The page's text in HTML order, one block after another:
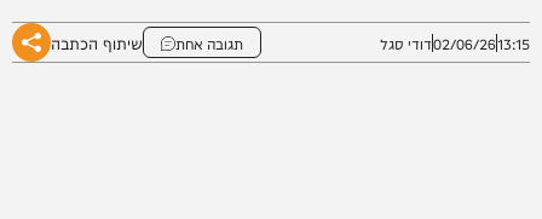
13:15
02/06/26דודי סגל תגובה אחת שיתוף הכתבה